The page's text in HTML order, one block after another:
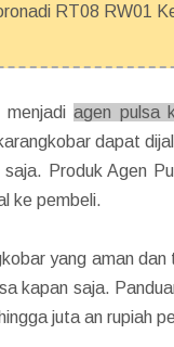
RT08 RW01
menjadiagen pulsa
dapat
saja. Produk Agen
ke pembeli.
yang aman
kapan saja.
juta an rupiah